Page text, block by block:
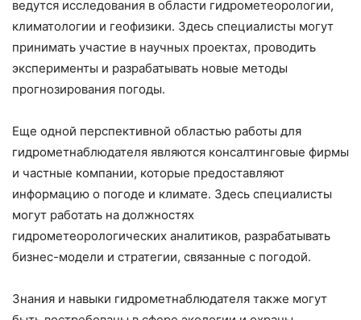
ведутся исследования в области гидрометеорологии,
климатологии и геофизики. Здесь специалисты могут
принимать участие в научных проектах, проводить
эксперименты и разрабатывать новые методы
прогнозирования погоды.
Еще одной перспективной областью работы для
гидрометнаблюдателя являются консалтинговые фирмы
и частные компании, которые предоставляют
информацию о погоде и климате. Здесь специалисты
могут работать на должностях
гидрометеорологических аналитиков, разрабатывать
бизнес-модели и стратегии, связанные с погодой.
Знания и навыки гидрометнаблюдателя также могут